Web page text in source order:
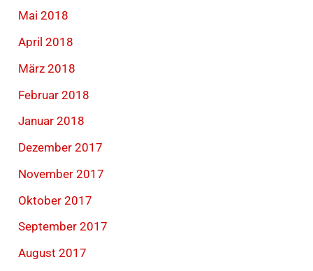
Mai 2018
April 2018
März 2018
Februar 2018
Januar 2018
Dezember 2017
November 2017
Oktober 2017
September 2017
August 2017